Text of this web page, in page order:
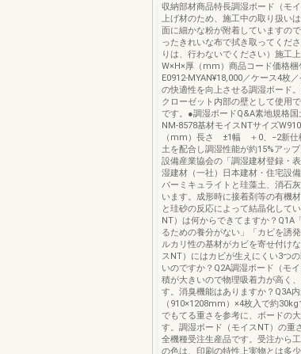
収納部材商品特長調湿ボード（モ
上げ材のため、施工中の取り扱い
面に細かな粉が附着していますの
ったきれいな布で拭き取ってくだ
りは、行わないでください）施工
W×H×厚（mm）商品コード価格梱
E0912-MYAN¥18,000／ケース4枚
の快適性を向上させる調湿ボード
クローゼット内部の壁として使用
です。●調湿ボードQ&A素地規格
NM-8578基材モイスNTサイズ
（mm）長さ ±1幅 ＋0、−2新仕
土を配合し調湿性能が約15%アッ
設備産業協会の「調湿建材登録・
湿建材（一社）日本建材・住宅設
バーミキュライトと珪藻土、消石
います。成形時に接着剤等の有機
と珪砂の反応によって結晶化して
NT）は何からできてますか？Q1A
るための養分がない」「カビを誘
ルカリ性の基材がカビを寄せ付け
スNT）にはカビが生えにくい3つ
いのですか？Q2A調湿ボード（モ
積が大きいので物理吸着力が高く
す。消臭機能はありますか？Q3A
（910×1208mm）×4枚入で約
でもてる重さを参考に、ボードの
す。調湿ボード（モイスNT）の重
全機種受注生産品です。受注から
の色は、印刷の特性上実物とは多